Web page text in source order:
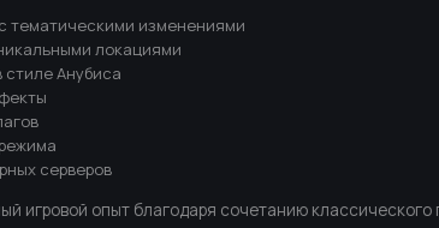
тематическими изменениями
локациями
Анубиса
серверов
игровой опыт благодаря сочетанию классического